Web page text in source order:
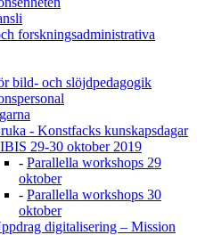
forskningsadministrativa
bild- och slöjdpedagogik
- Konstfacks kunskapsdagar
29-30 oktober 2019
- Parallella workshops 29
oktober
- Parallella workshops 30
oktober
digitalisering – Mission